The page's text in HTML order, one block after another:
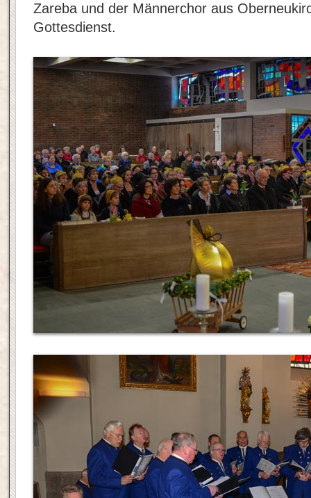
Zareba und der Männerchor aus
Gottesdienst.